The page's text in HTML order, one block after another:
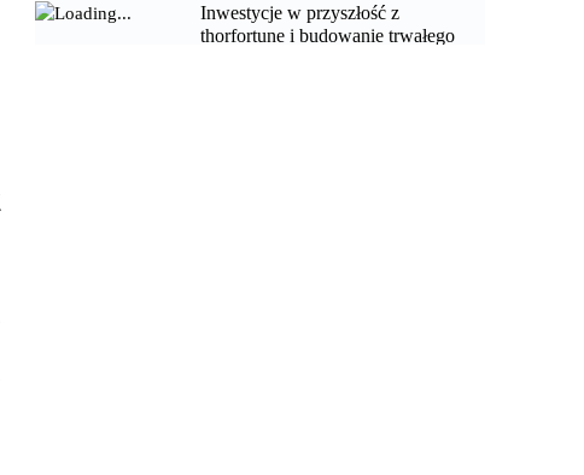
Inwestycje w przyszłość z
thorfortune i budowanie trwałego